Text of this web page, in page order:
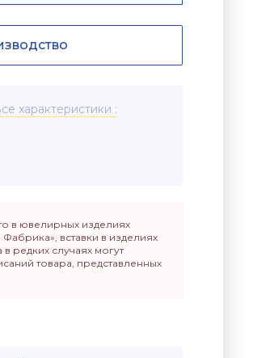
характеристики
в ювелирных изделиях
вставки в изделиях
редких случаях могут
товара, представленных